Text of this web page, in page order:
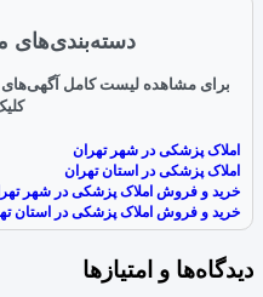
دسته‌بندی‌های
برای مشاهده لیست کامل
املاک پزشکی در شهر تهران
املاک پزشکی در استان تهران
خرید و فروش املاک پزشکی در شهر
خرید و فروش املاک پزشکی در استان
دیدگاه‌ها و امتیازها